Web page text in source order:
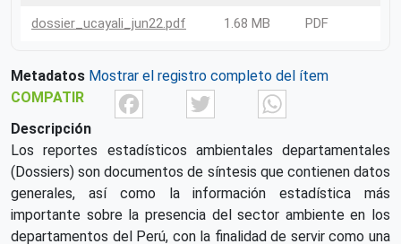
dossier_ucayali_jun22.pdf
1.68 MB PDF
Metadatos Mostrar el registro completo del ítem
COMPATIR
FacebookTwitter
Descripción
Los reportes estadísticos ambientales departamentales
(Dossiers) son documentos de síntesis que contienen datos
generales, así como la información estadística más
importante sobre la presencia del sector ambiente en los
departamentos del Perú, con la finalidad de servir como una